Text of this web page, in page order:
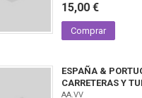
15,00 €
Comprar
ESPAÑA &
CARRETERAS Y
AA.VV